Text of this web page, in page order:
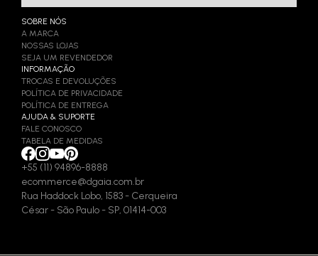
SOBRE NÓS
A MARCA
NOSSAS LOJAS
SEJA UM REVENDEDOR
INFORMAÇÃO
TROCAS E DEVOLUÇÕES
POLÍTICA DE PRIVACIDADE
POLÍTICA DE ENTREGA
AJUDA & SUPORTE
FALE CONOSCO
TABELA DE MEDIDAS
+55 (11) 94896-8888
ecommerce@dgaia.com.br
Rua Haddock Lobo, 1583 - Cerqueira
César - São Paulo - SP, 01414-003